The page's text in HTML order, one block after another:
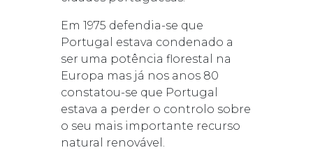
Em 1975 defendia-se que
Portugal estava condenado a
ser uma potência florestal na
Europa mas já nos anos 80
constatou-se que Portugal
estava a perder o controlo sobre
o seu mais importante recurso
natural renovável.